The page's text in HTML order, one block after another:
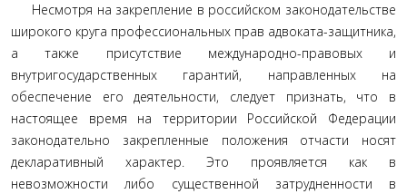
Несмотря на закрепление в российском законодательстве
широкого круга профессиональных прав адвоката-защитника,
а также присутствие международно-правовых и
внутригосударственных гарантий, направленных на
обеспечение его деятельности, следует признать, что в
настоящее время на территории Российской Федерации
законодательно закрепленные положения отчасти носят
декларативный характер. Это проявляется как в
невозможности либо существенной затрудненности в